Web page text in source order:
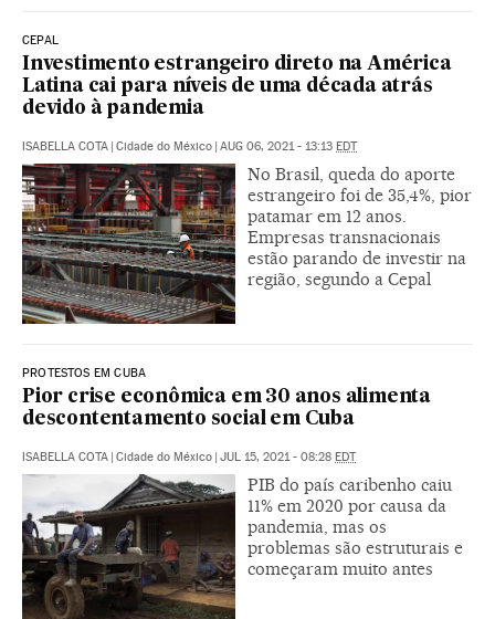
CEPAL
Investimento estrangeiro direto na América
Latina cai para níveis de uma década atrás
devido à pandemia
ISABELLA COTA | Cidade do México | AUG 06, 2021 - 13:13 EDT
No Brasil, queda do aporte
estrangeiro foi de 35,4%, pior
patamar em 12 anos.
Empresas transnacionais
estão parando de investir na
região, segundo a Cepal
PROTESTOS EM CUBA
Pior crise econômica em 30 anos alimenta
descontentamento social em Cuba
ISABELLA COTA | Cidade do México | JUL 15, 2021 - 08:28 EDT
PIB do país caribenho caiu
11% em 2020 por causa da
pandemia, mas os
problemas são estruturais e
começaram muito antes